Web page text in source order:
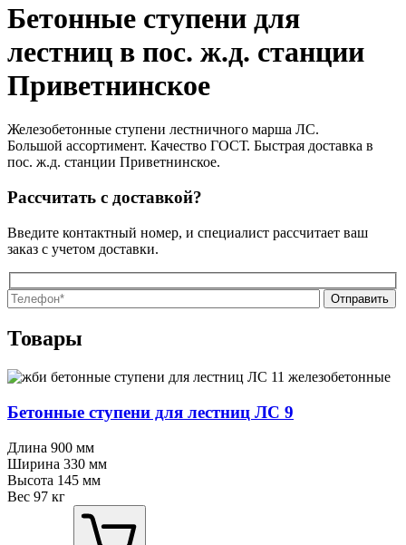
Бетонные ступени для
лестниц в пос. ж.д. станции
Приветнинское
Железобетонные ступени лестничного марша ЛС.
Большой ассортимент. Качество ГОСТ. Быстрая доставка в
пос. ж.д. станции Приветнинское.
Рассчитать с доставкой?
Введите контактный номер, и специалист рассчитает ваш
заказ с учетом доставки.
Товары
Бетонные ступени для лестниц ЛС 9
Длина 900 мм
Ширина 330 мм
Высота 145 мм
Вес 97 кг